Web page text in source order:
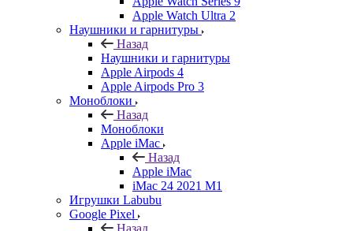
Apple Watch Ultra 2
Наушники и гарнитуры
Назад
Наушники и гарнитуры
Apple Airpods 4
Apple Airpods Pro 3
Моноблоки
Назад
Моноблоки
Apple iMac
Назад
Apple iMac
iMac 24 2021 M1
Игрушки Labubu
Google Pixel
Назад